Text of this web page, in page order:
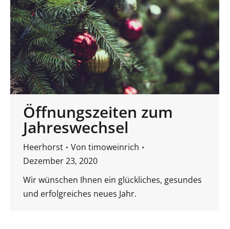
Öffnungszeiten zum
Jahreswechsel
Heerhorst Von timoweinrich
Dezember 23, 2020
Wir wünschen Ihnen ein glückliches, gesundes
und erfolgreiches neues Jahr.